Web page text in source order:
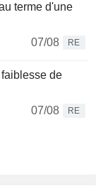
terme d'une
07/08
RE
de
07/08
RE